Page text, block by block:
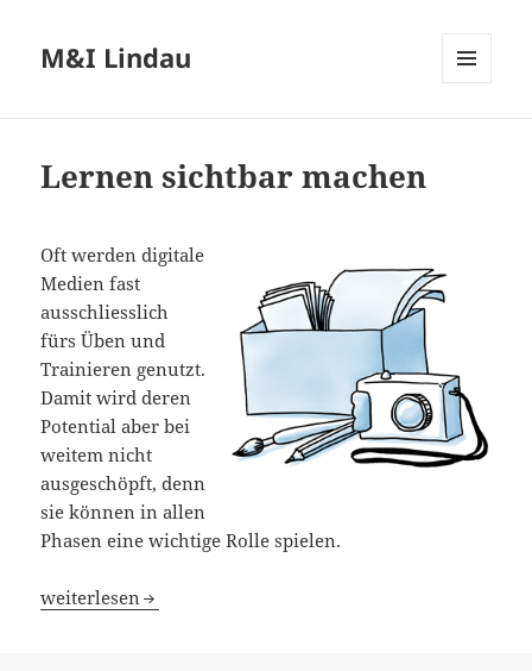
M&I Lindau
Lernen sichtbar machen
Oft werden digitale
Medien fast
ausschliesslich
fürs Üben und
Trainieren genutzt.
Damit wird deren
Potential aber bei
weitem nicht
ausgeschöpft, denn
sie können in allen
Phasen eine wichtige Rolle spielen.
Lernen sichtbar machen
weiterlesen